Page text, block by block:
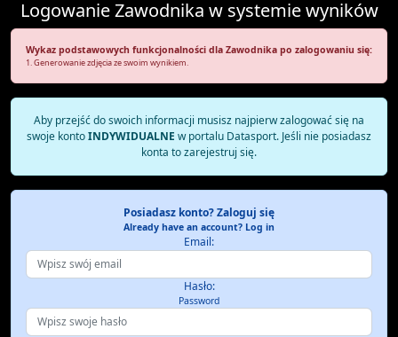
Logowanie Zawodnika w systemie wyników
Wykaz podstawowych funkcjonalności dla Zawodnika po zalogowaniu się:
1. Generowanie zdjęcia ze swoim wynikiem.
Aby przejść do swoich informacji musisz najpierw zalogować się na
swoje kontoINDYWIDUALNE w portalu Datasport. Jeśli nie posiadasz
konta to zarejestruj się.
Posiadasz konto? Zaloguj się
Already have an account? Log in
Email:
Hasło:
Password